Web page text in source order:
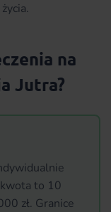
na
Jutra?
to 10
zł. Granice